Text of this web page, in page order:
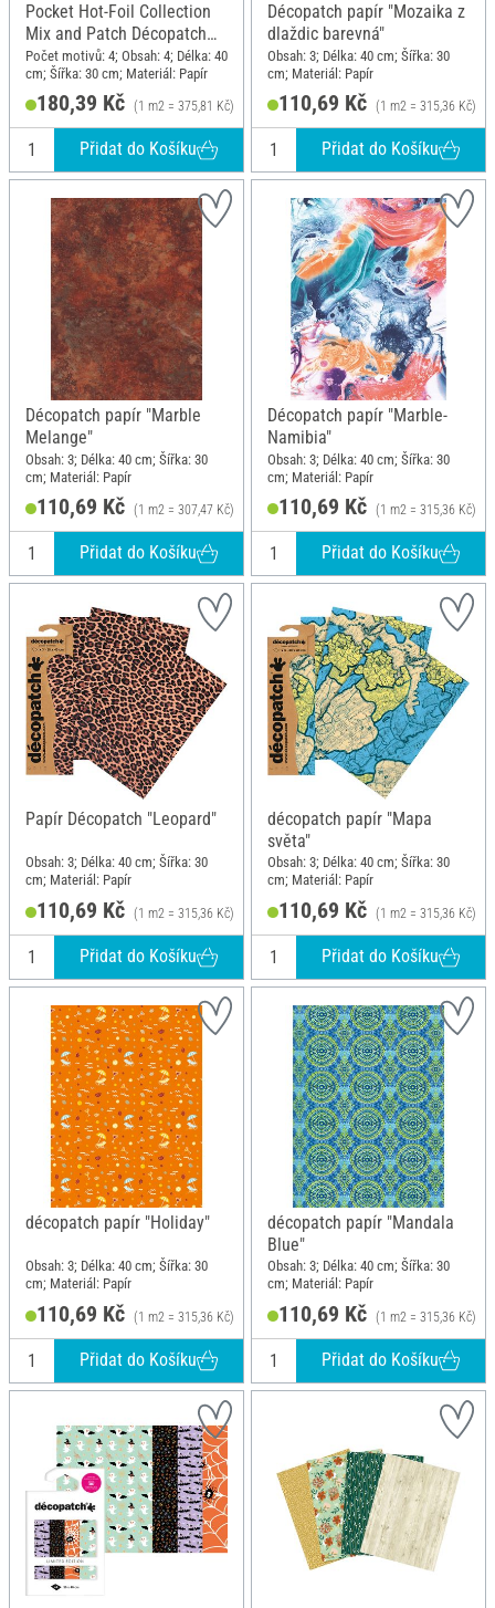
Pocket Hot-Foil Collection
Mix and Patch Décopatch
"Terra"
Počet motivů: 4; Obsah: 4; Délka: 40
cm; Šířka: 30 cm; Materiál: Papír
180,39 Kč (1 m2 = 375,81 Kč)
Přidat do Košíku
Décopatch papír "Mozaika z
dlaždic barevná"
Obsah: 3; Délka: 40 cm; Šířka: 30
cm; Materiál: Papír
110,69 Kč (1 m2 = 315,36 Kč)
Přidat do Košíku
Décopatch papír "Marble
Melange"
Obsah: 3; Délka: 40 cm; Šířka: 30
cm; Materiál: Papír
110,69 Kč (1 m2 = 307,47 Kč)
Přidat do Košíku
Décopatch papír "Marble-
Namibia"
Obsah: 3; Délka: 40 cm; Šířka: 30
cm; Materiál: Papír
110,69 Kč (1 m2 = 315,36 Kč)
Přidat do Košíku
Papír Décopatch "Leopard"
Obsah: 3; Délka: 40 cm; Šířka: 30
cm; Materiál: Papír
110,69 Kč (1 m2 = 315,36 Kč)
Přidat do Košíku
décopatch papír "Mapa
světa"
Obsah: 3; Délka: 40 cm; Šířka: 30
cm; Materiál: Papír
110,69 Kč (1 m2 = 315,36 Kč)
Přidat do Košíku
décopatch papír "Holiday"
Obsah: 3; Délka: 40 cm; Šířka: 30
cm; Materiál: Papír
110,69 Kč (1 m2 = 315,36 Kč)
Přidat do Košíku
décopatch papír "Mandala
Blue"
Obsah: 3; Délka: 40 cm; Šířka: 30
cm; Materiál: Papír
110,69 Kč (1 m2 = 315,36 Kč)
Přidat do Košíku